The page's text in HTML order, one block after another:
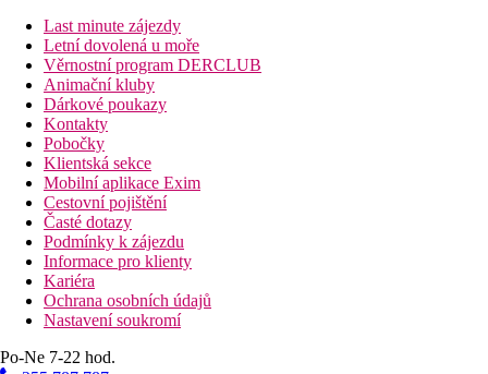
Last minute zájezdy
Letní dovolená u moře
Věrnostní program DERCLUB
Animační kluby
Dárkové poukazy
Kontakty
Pobočky
Klientská sekce
Mobilní aplikace Exim
Cestovní pojištění
Časté dotazy
Podmínky k zájezdu
Informace pro klienty
Kariéra
Ochrana osobních údajů
Nastavení soukromí
Po-Ne 7-22 hod.